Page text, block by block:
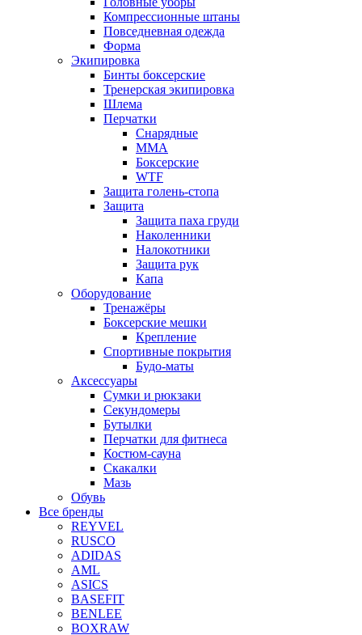
Компрессионные штаны
Повседневная одежда
Форма
Экипировка
Бинты боксерские
Тренерская экипировка
Шлема
Перчатки
Снарядные
ММА
Боксерские
WTF
Защита голень-стопа
Защита
Защита паха груди
Наколенники
Налокотники
Защита рук
Капа
Оборудование
Тренажёры
Боксерские мешки
Крепление
Спортивные покрытия
Будо-маты
Аксессуары
Сумки и рюкзаки
Секундомеры
Бутылки
Перчатки для фитнеса
Костюм-сауна
Скакалки
Мазь
Обувь
Все бренды
REYVEL
RUSCO
ADIDAS
AML
ASICS
BASEFIT
BENLEE
BOXRAW